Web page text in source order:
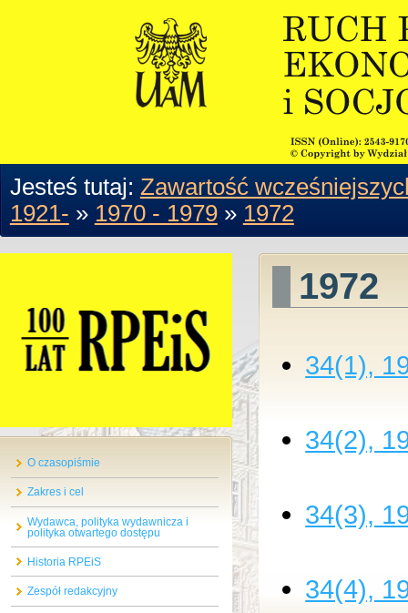
Jesteś tutaj: Zawartość
1921- » 1970 - 1979» 1972
O czasopiśmie
Zakres i cel
Wydawca, polityka wydawnicza i
polityka otwartego dostępu
Historia RPEiS
Zespół redakcyjny
1972
34(1),
34(2),
34(3),
34(4),